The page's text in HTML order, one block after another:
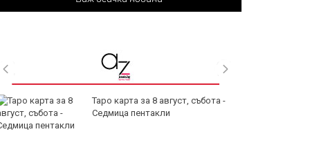
Таро карта за 8 август, събота -
Седмица пентакли